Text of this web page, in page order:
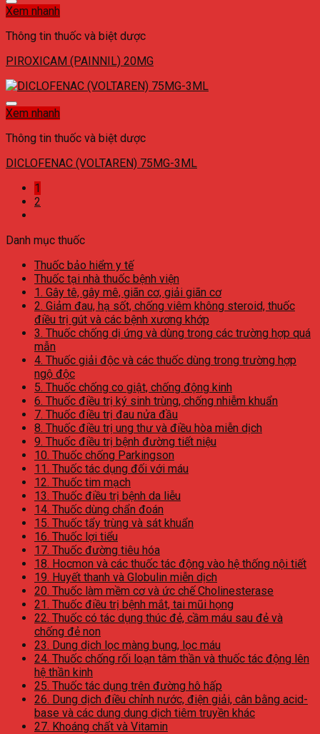
Xem nhanh
Thông tin thuốc và biệt dược
PIROXICAM (PAINNIL) 20MG
Xem nhanh
Thông tin thuốc và biệt dược
DICLOFENAC (VOLTAREN) 75MG-3ML
1
2
Danh mục thuốc
Thuốc bảo hiểm y tế
Thuốc tại nhà thuốc bệnh viện
1. Gây tê, gây mê, giãn cơ, giải giãn cơ
2. Giảm đau, hạ sốt, chống viêm không steroid, thuốc
điều trị gút và các bệnh xương khớp
3. Thuốc chống dị ứng và dùng trong các trường hợp quá
mẫn
4. Thuốc giải độc và các thuốc dùng trong trường hợp
ngộ độc
5. Thuốc chống co giật, chống động kinh
6. Thuốc điều trị ký sinh trùng, chống nhiễm khuẩn
7. Thuốc điều trị đau nửa đầu
8. Thuốc điều trị ung thư và điều hòa miễn dịch
9. Thuốc điều trị bệnh đường tiết niệu
10. Thuốc chống Parkingson
11. Thuốc tác dụng đối với máu
12. Thuốc tim mạch
13. Thuốc điều trị bệnh da liễu
14. Thuốc dùng chẩn đoán
15. Thuốc tẩy trùng và sát khuẩn
16. Thuốc lợi tiểu
17. Thuốc đường tiêu hóa
18. Hocmon và các thuốc tác động vào hệ thống nội tiết
19. Huyết thanh và Globulin miễn dịch
20. Thuốc làm mềm cơ và ức chế Cholinesterase
21. Thuốc điều trị bệnh mắt, tai mũi họng
22. Thuốc có tác dụng thúc đẻ, cầm máu sau đẻ và
chống đẻ non
23. Dung dịch lọc màng bụng, lọc máu
24. Thuốc chống rối loạn tâm thần và thuốc tác động lên
hệ thần kinh
25. Thuốc tác dụng trên đường hô hấp
26. Dung dịch điều chỉnh nước, điện giải, cân bằng acid-
base và các dung dung dịch tiêm truyền khác
27. Khoáng chất và Vitamin